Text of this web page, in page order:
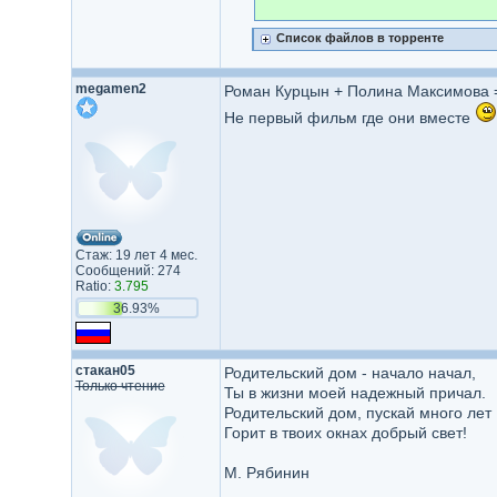
Список файлов в торренте
megamen2
Стаж: 19 лет 4 мес.
Сообщений: 274
Ratio: 3.795
36.93%
Роман Курцын + Полина Максимова
Не первый фильм где они вместе
стакан05
Только чтение
Родительский дом - начало начал,
Ты в жизни моей надежный причал.
Родительский дом, пускай много лет
Горит в твоих окнах добрый свет!
М. Рябинин